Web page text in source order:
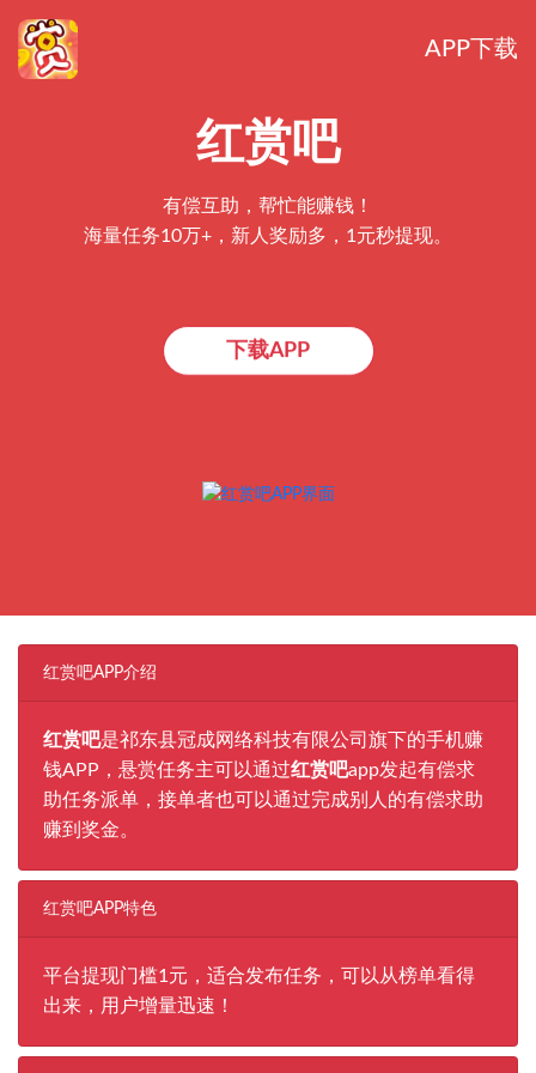
APP下载
红赏吧
有偿互助，帮忙能赚钱！
海量任务10万+，新人奖励多，1元秒提现。
下载APP
红赏吧APP介绍
红赏吧是祁东县冠成网络科技有限公司旗下的手机赚
钱APP，悬赏任务主可以通过红赏吧app发起有偿求
助任务派单，接单者也可以通过完成别人的有偿求助
赚到奖金。
红赏吧APP特色
平台提现门槛1元，适合发布任务，可以从榜单看得
出来，用户增量迅速！